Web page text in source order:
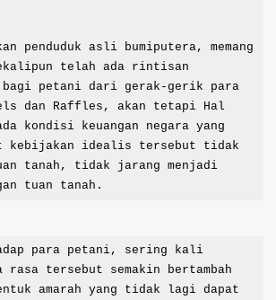
telah ada rintisan
bagi petani dari gerak-gerik para
dan Raffles, akan tetapi Hal
kondisi keuangan negara yang
kebijakan idealis tersebut tidak
tanah, tidak jarang menjadi
tuan tanah.
rasa tersebut semakin bertambah
amarah yang tidak lagi dapat